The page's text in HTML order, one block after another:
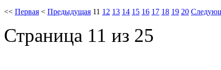
<< Первая < Предыдущая 11 12 13 14 15 16 17 18 19 20
Страница 11 из 25